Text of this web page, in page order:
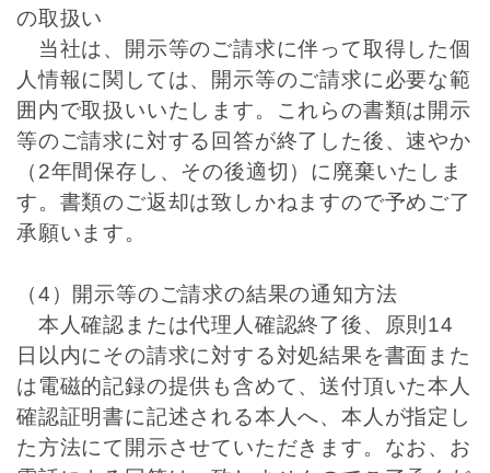
の取扱い
当社は、開示等のご請求に伴って取得した個
人情報に関しては、開示等のご請求に必要な範
囲内で取扱いいたします。これらの書類は開示
等のご請求に対する回答が終了した後、速やか
（2年間保存し、その後適切）に廃棄いたしま
す。書類のご返却は致しかねますので予めご了
承願います。
（4）開示等のご請求の結果の通知方法
本人確認または代理人確認終了後、原則14
日以内にその請求に対する対処結果を書面また
は電磁的記録の提供も含めて、送付頂いた本人
確認証明書に記述される本人へ、本人が指定し
た方法にて開示させていただきます。なお、お